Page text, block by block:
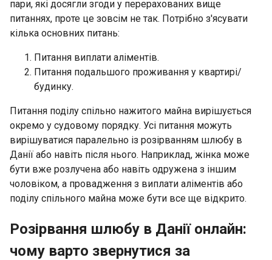
пари, які досягли згоди у перерахованих вище
питаннях, проте це зовсім не так. Потрібно з'ясувати
кілька основних питань:
Питання виплати аліментів.
Питання подальшого проживання у квартирі/
будинку.
Питання поділу спільно нажитого майна вирішується
окремо у судовому порядку. Усі питання можуть
вирішуватися паралельно із розірванням шлюбу в
Данії або навіть після нього. Наприклад, жінка може
бути вже розлучена або навіть одружена з іншим
чоловіком, а провадження з виплати аліментів або
поділу спільного майна може бути все ще відкрито.
Розірвання шлюбу в Данії онлайн:
чому варто звернутися за